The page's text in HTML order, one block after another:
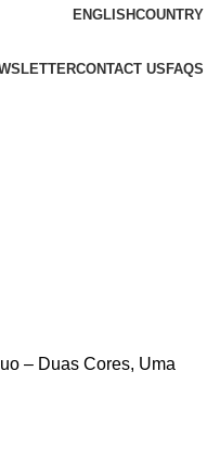
ENGLISHCOUNTRY
CONTACT US FAQS
– Duas Cores, Uma